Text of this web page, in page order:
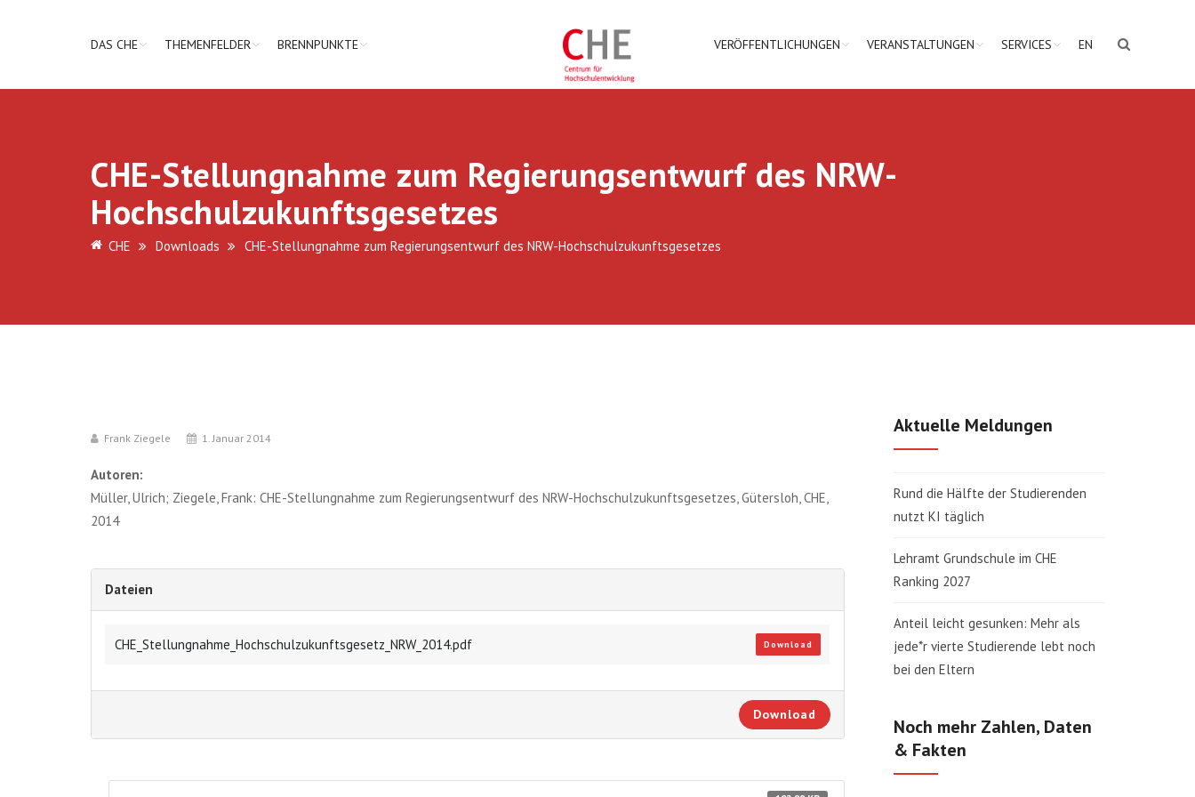
DAS CHE THEMENFELDER BRENNPUNKTE VERÖFFENTLICHUNGEN VERANSTALTUNGEN SERVICES EN
CHE-Stellungnahme zum Regierungsentwurf des NRW-
Hochschulzukunftsgesetzes
CHE Downloads CHE-Stellungnahme zum Regierungsentwurf des NRW-Hochschulzukunftsgesetzes
Frank Ziegele 1. Januar 2014
Autoren:
Müller, Ulrich; Ziegele, Frank: CHE-Stellungnahme zum Regierungsentwurf des NRW-Hochschulzukunftsgesetzes, Gütersloh, CHE,
2014
Dateien
CHE_Stellungnahme_Hochschulzukunftsgesetz_NRW_2014.pdf Download
Download
Aktuelle Meldungen
Rund die Hälfte der Studierenden
nutzt KI täglich
Lehramt Grundschule im CHE
Ranking 2027
Anteil leicht gesunken: Mehr als
jede*r vierte Studierende lebt noch
bei den Eltern
Noch mehr Zahlen, Daten
& Fakten